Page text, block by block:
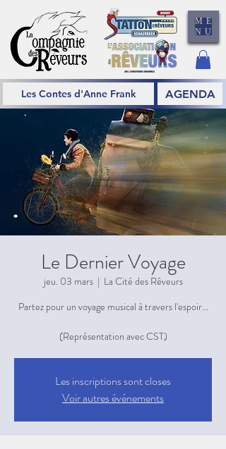
Les Contes d'Anne Frank AGENDA
ME
NU
Le Dernier Voyage
jeu. 03 mars
  |
La Cité des Rêveurs
Partez pour un voyage musical à travers l'espoir...
(Représentation avec CST)
Les inscriptions sont closes
Voir autres événements